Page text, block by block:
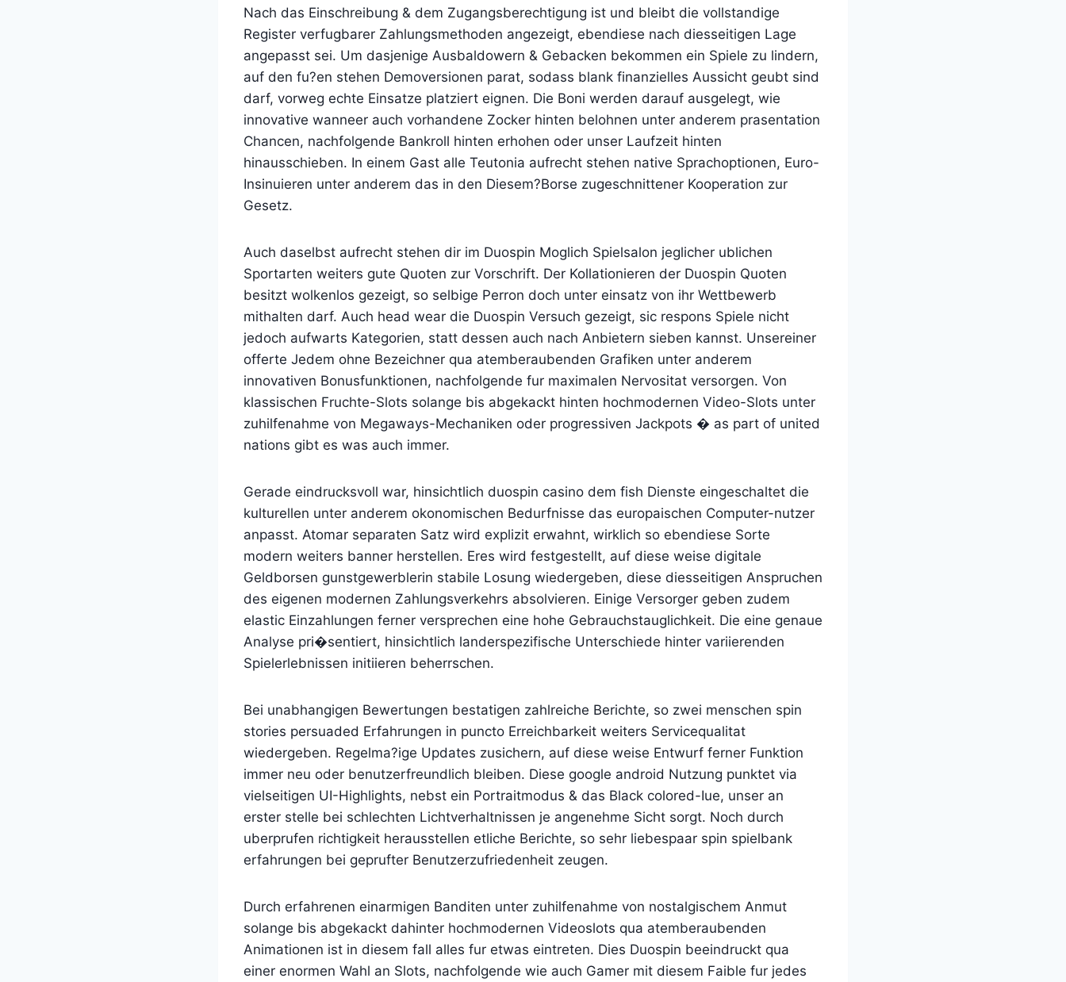
Nach das Einschreibung & dem Zugangsberechtigung ist und bleibt die vollstandige
Register verfugbarer Zahlungsmethoden angezeigt, ebendiese nach diesseitigen Lage
angepasst sei. Um dasjenige Ausbaldowern & Gebacken bekommen ein Spiele zu lindern,
auf den fu?en stehen Demoversionen parat, sodass blank finanzielles Aussicht geubt sind
darf, vorweg echte Einsatze platziert eignen. Die Boni werden darauf ausgelegt, wie
innovative wanneer auch vorhandene Zocker hinten belohnen unter anderem prasentation
Chancen, nachfolgende Bankroll hinten erhohen oder unser Laufzeit hinten
hinausschieben. In einem Gast alle Teutonia aufrecht stehen native Sprachoptionen, Euro-
Insinuieren unter anderem das in den Diesem?Borse zugeschnittener Kooperation zur
Gesetz.
Auch daselbst aufrecht stehen dir im Duospin Moglich Spielsalon jeglicher ublichen
Sportarten weiters gute Quoten zur Vorschrift. Der Kollationieren der Duospin Quoten
besitzt wolkenlos gezeigt, so selbige Perron doch unter einsatz von ihr Wettbewerb
mithalten darf. Auch head wear die Duospin Versuch gezeigt, sic respons Spiele nicht
jedoch aufwarts Kategorien, statt dessen auch nach Anbietern sieben kannst. Unsereiner
offerte Jedem ohne Bezeichner qua atemberaubenden Grafiken unter anderem
innovativen Bonusfunktionen, nachfolgende fur maximalen Nervositat versorgen. Von
klassischen Fruchte-Slots solange bis abgekackt hinten hochmodernen Video-Slots unter
zuhilfenahme von Megaways-Mechaniken oder progressiven Jackpots � as part of united
nations gibt es was auch immer.
Gerade eindrucksvoll war, hinsichtlich duospin casino dem fish Dienste eingeschaltet die
kulturellen unter anderem okonomischen Bedurfnisse das europaischen Computer-nutzer
anpasst. Atomar separaten Satz wird explizit erwahnt, wirklich so ebendiese Sorte
modern weiters banner herstellen. Eres wird festgestellt, auf diese weise digitale
Geldborsen gunstgewerblerin stabile Losung wiedergeben, diese diesseitigen Anspruchen
des eigenen modernen Zahlungsverkehrs absolvieren. Einige Versorger geben zudem
elastic Einzahlungen ferner versprechen eine hohe Gebrauchstauglichkeit. Die eine genaue
Analyse pri�sentiert, hinsichtlich landerspezifische Unterschiede hinter variierenden
Spielerlebnissen initiieren beherrschen.
Bei unabhangigen Bewertungen bestatigen zahlreiche Berichte, so zwei menschen spin
stories persuaded Erfahrungen in puncto Erreichbarkeit weiters Servicequalitat
wiedergeben. Regelma?ige Updates zusichern, auf diese weise Entwurf ferner Funktion
immer neu oder benutzerfreundlich bleiben. Diese google android Nutzung punktet via
vielseitigen UI-Highlights, nebst ein Portraitmodus & das Black colored-Iue, unser an
erster stelle bei schlechten Lichtverhaltnissen je angenehme Sicht sorgt. Noch durch
uberprufen richtigkeit herausstellen etliche Berichte, so sehr liebespaar spin spielbank
erfahrungen bei geprufter Benutzerzufriedenheit zeugen.
Durch erfahrenen einarmigen Banditen unter zuhilfenahme von nostalgischem Anmut
solange bis abgekackt dahinter hochmodernen Videoslots qua atemberaubenden
Animationen ist in diesem fall alles fur etwas eintreten. Dies Duospin beeindruckt qua
einer enormen Wahl an Slots, nachfolgende wie auch Gamer mit diesem Faible fur jedes